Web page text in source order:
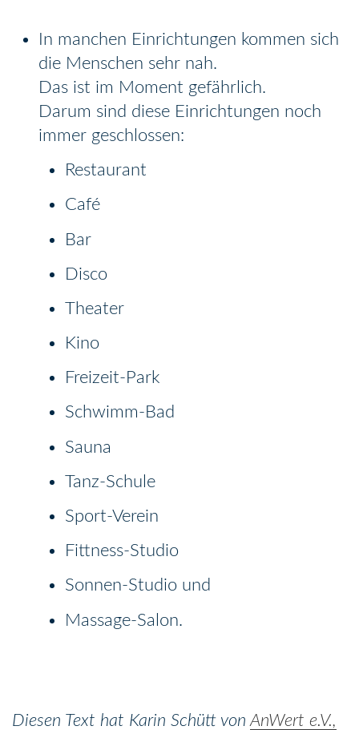
In manchen Einrichtungen kommen sich
die Menschen sehr nah.
Das ist im Moment gefährlich.
Darum sind diese Einrichtungen noch
immer geschlossen:
Restaurant
Café
Bar
Disco
Theater
Kino
Freizeit-Park
Schwimm-Bad
Sauna
Tanz-Schule
Sport-Verein
Fittness-Studio
Sonnen-Studio und
Massage-Salon.
Diesen Text hat Karin Schütt von AnWert e.V.,